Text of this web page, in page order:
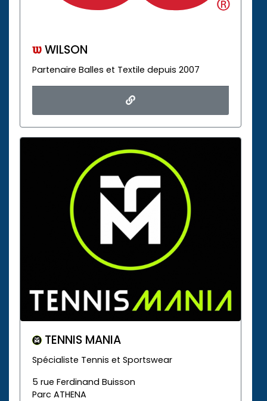
WILSON
Partenaire Balles et Textile depuis 2007
TENNIS MANIA
Spécialiste Tennis et Sportswear
5 rue Ferdinand Buisson
Parc ATHENA